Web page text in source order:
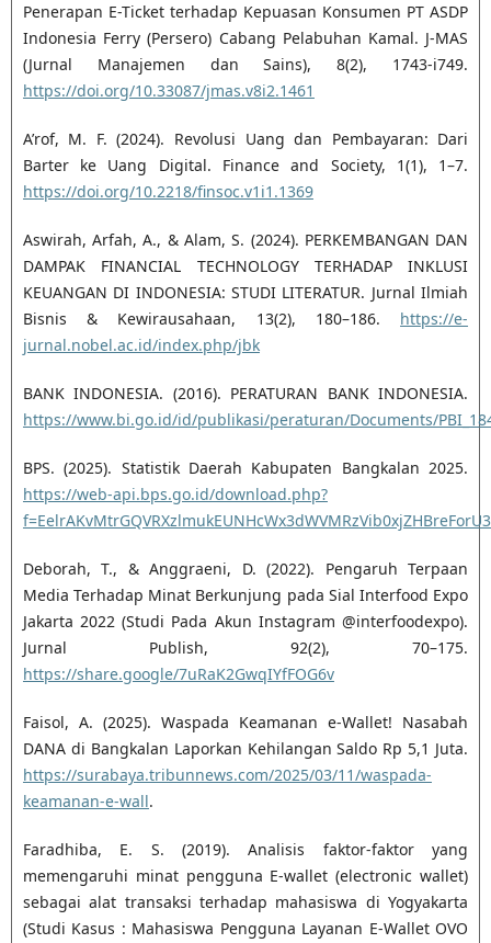
Penerapan E-Ticket terhadap Kepuasan Konsumen PT ASDP
Indonesia Ferry (Persero) Cabang Pelabuhan Kamal. J-MAS
(Jurnal Manajemen dan Sains), 8(2), 1743-i749.
https://doi.org/10.33087/jmas.v8i2.1461
A’rof, M. F. (2024). Revolusi Uang dan Pembayaran: Dari
Barter ke Uang Digital. Finance and Society, 1(1), 1–7.
https://doi.org/10.2218/finsoc.v1i1.1369
Aswirah, Arfah, A., & Alam, S. (2024). PERKEMBANGAN DAN
DAMPAK FINANCIAL TECHNOLOGY TERHADAP INKLUSI
KEUANGAN DI INDONESIA: STUDI LITERATUR. Jurnal Ilmiah
Bisnis & Kewirausahaan, 13(2), 180–186. https://e-
jurnal.nobel.ac.id/index.php/jbk
BANK INDONESIA. (2016). PERATURAN BANK INDONESIA.
https://www.bi.go.id/id/publikasi/peraturan/Documents/
BPS. (2025). Statistik Daerah Kabupaten Bangkalan 2025.
https://web-api.bps.go.id/download.php?
Deborah, T., & Anggraeni, D. (2022). Pengaruh Terpaan
Media Terhadap Minat Berkunjung pada Sial Interfood Expo
Jakarta 2022 (Studi Pada Akun Instagram @interfoodexpo).
Jurnal Publish, 92(2), 70–175.
https://share.google/7uRaK2GwqIYfFOG6v
Faisol, A. (2025). Waspada Keamanan e-Wallet! Nasabah
DANA di Bangkalan Laporkan Kehilangan Saldo Rp 5,1 Juta.
https://surabaya.tribunnews.com/2025/03/11/waspada-
keamanan-e-wall.
Faradhiba, E. S. (2019). Analisis faktor-faktor yang
memengaruhi minat pengguna E-wallet (electronic wallet)
sebagai alat transaksi terhadap mahasiswa di Yogyakarta
(Studi Kasus : Mahasiswa Pengguna Layanan E-Wallet OVO